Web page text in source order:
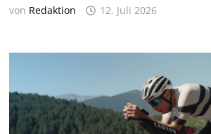
von Redaktion 12. Juli 2026